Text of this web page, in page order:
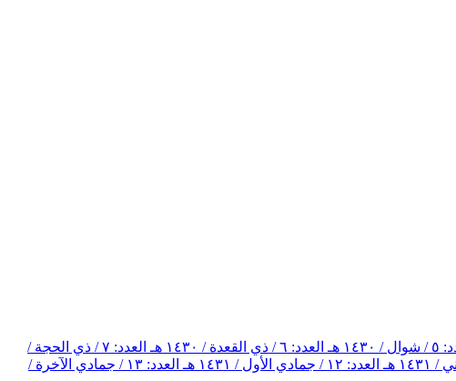
١٤٣٠ هـ العدد: ٦ / ذي القعدة / ١٤٣٠ هـ
العدد: ٧ / ذي الحجة /
العدد: ١٢ / جمادي الأول / ١٤٣١ هـ
العدد: ١٣ / جمادي الآخرة /